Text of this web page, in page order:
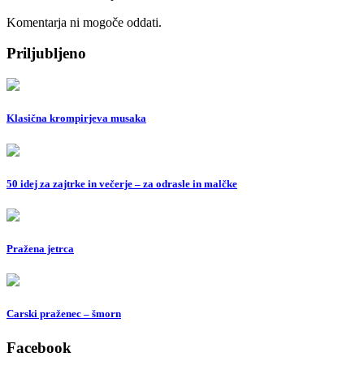
Komentarja ni mogoče oddati.
Priljubljeno
Klasična krompirjeva musaka
50 idej za zajtrke in večerje – za odrasle in malčke
Pražena jetrca
Carski praženec – šmorn
Facebook